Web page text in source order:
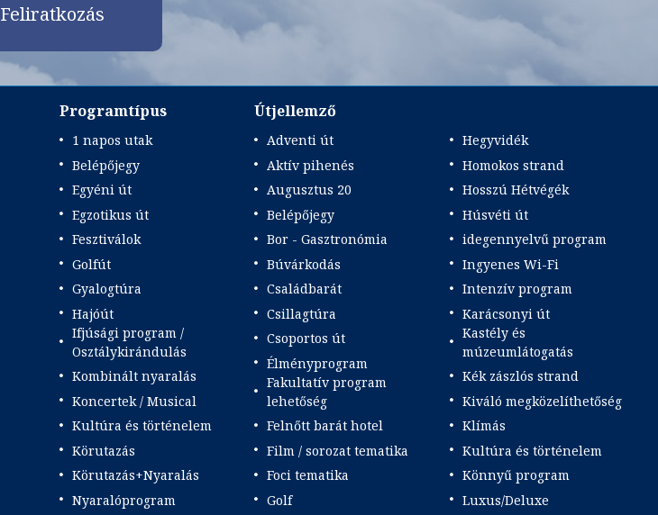
Feliratkozás
Programtípus
1 napos utak
Belépőjegy
Egyéni út
Egzotikus út
Fesztiválok
Golfút
Gyalogtúra
Hajóút
Ifjúsági program /
Osztálykirándulás
Kombinált nyaralás
Koncertek / Musical
Kultúra és történelem
Körutazás
Körutazás+Nyaralás
Nyaralóprogram
Útjellemző
Adventi út
Aktív pihenés
Augusztus 20
Belépőjegy
Bor - Gasztronómia
Búvárkodás
Családbarát
Csillagtúra
Csoportos út
Élményprogram
Fakultatív program
lehetőség
Felnőtt barát hotel
Film / sorozat tematika
Foci tematika
Golf
Hegyvidék
Homokos strand
Hosszú Hétvégék
Húsvéti út
idegennyelvű program
Ingyenes Wi-Fi
Intenzív program
Karácsonyi út
Kastély és
múzeumlátogatás
Kék zászlós strand
Kiváló megközelíthetőség
Klímás
Kultúra és történelem
Könnyű program
Luxus/Deluxe